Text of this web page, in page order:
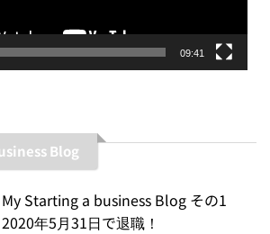
09:41
Blog
My Starting a business Blog その1
2020年5月31日で退職！